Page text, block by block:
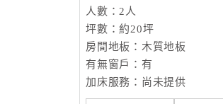
人數：2人
坪數：約20坪
房間地板：木質地板
有無窗戶：有
加床服務：尚未提供